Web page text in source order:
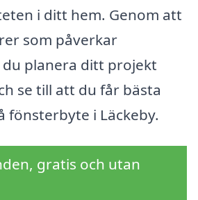
i ditt hem. Genom att
som påverkar
planera ditt projekt
se till att du får bästa
fönsterbyte i Läckeby.
gratis och utan